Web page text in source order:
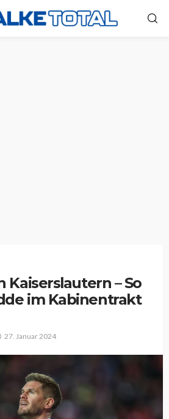
Kaiserslautern – So
im Kabinentrakt
27. Januar 2024